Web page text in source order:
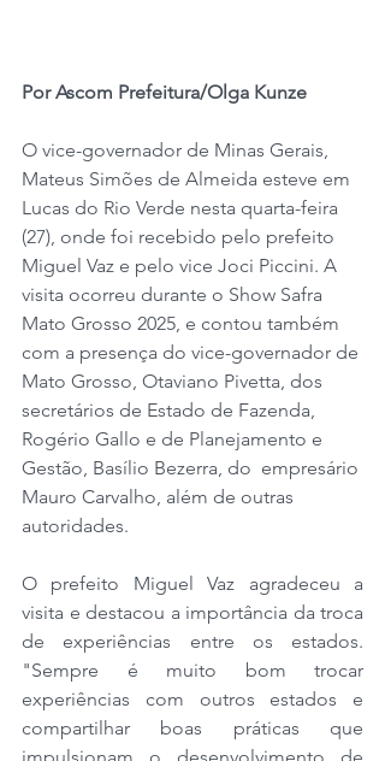
Por Ascom Prefeitura/Olga Kunze
O vice-governador de Minas Gerais,
Mateus Simões de Almeida esteve em
Lucas do Rio Verde nesta quarta-feira
(27), onde foi recebido pelo prefeito
Miguel Vaz e pelo vice Joci Piccini. A
visita ocorreu durante o Show Safra
Mato Grosso 2025, e contou também
com a presença do vice-governador de
Mato Grosso, Otaviano Pivetta, dos
secretários de Estado de Fazenda,
Rogério Gallo e de Planejamento e
Gestão, Basílio Bezerra, do  empresário
Mauro Carvalho, além de outras
autoridades.
O prefeito Miguel Vaz agradeceu a
visita e destacou a importância da troca
de experiências entre os estados.
"Sempre é muito bom trocar
experiências com outros estados e
compartilhar boas práticas que